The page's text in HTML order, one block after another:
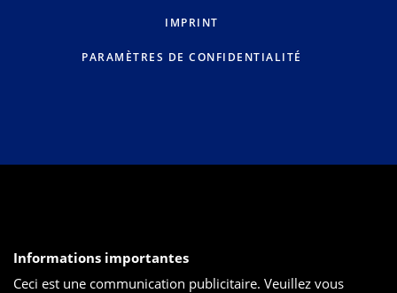
IMPRINT
PARAMÈTRES DE CONFIDENTIALITÉ
Informations importantes
Ceci est une communication publicitaire. Veuillez vous